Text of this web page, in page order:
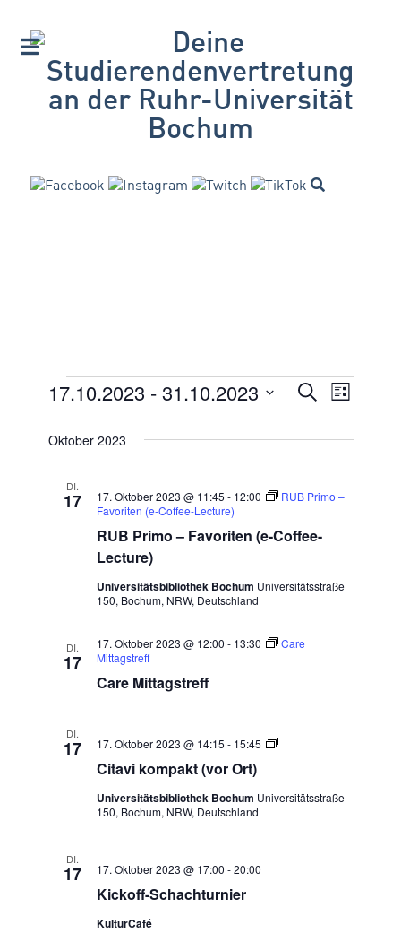
Veranstaltungen Suche
Liste
17.10.2023 - 31.10.2023
wählen.
Oktober 2023
DI.
17
RUB Primo – Favoriten (e-Coffee-
Lecture)
17. Oktober 2023 @ 11:45 - 12:00
RUB Primo –
Favoriten (e-Coffee-Lecture)
Universitätsbibliothek Bochum Universitätsstraße
150, Bochum, NRW, Deutschland
DI.
17
Care Mittagstreff
17. Oktober 2023 @ 12:00 - 13:30
Care
Mittagstreff
DI.
17
Citavi kompakt (vor Ort)
17. Oktober 2023 @ 14:15 - 15:45
Citavi
Universitätsbibliothek Bochum Universitätsstraße
150, Bochum, NRW, Deutschland
DI.
17
Kickoff-Schachturnier
17. Oktober 2023 @ 17:00 -20:00
KulturCafé